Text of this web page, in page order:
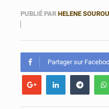
PUBLIÉ PAR HELENE SOUROU
Partager sur